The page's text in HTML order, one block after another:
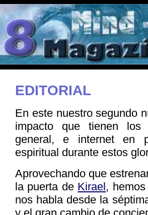
EDITORIAL
En este nuestro segundo
impacto que tienen los
general, e internet en
espiritual durante estos
Aprovechando que
la puerta de Kirael,
nos habla desde la